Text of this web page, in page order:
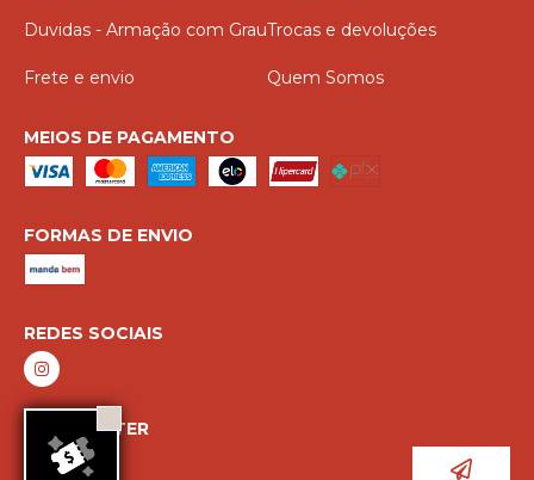
Duvidas - Armação com GrauTrocas e devoluções
Frete e envio Quem Somos
MEIOS DE PAGAMENTO
FORMAS DE ENVIO
REDES SOCIAIS
NEWSLETTER